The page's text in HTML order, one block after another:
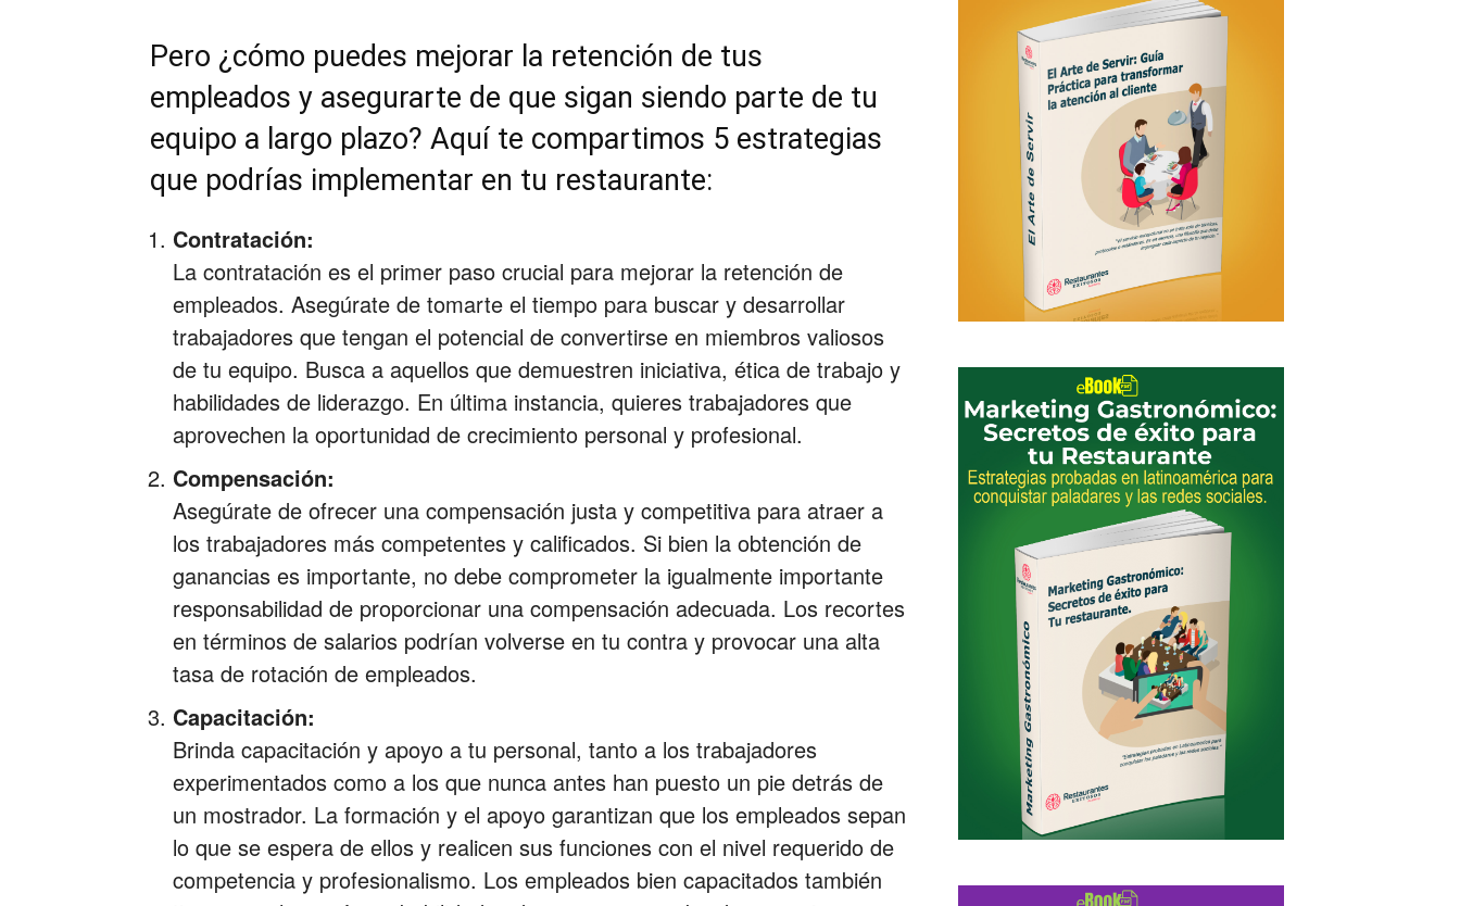
para
Pero ¿cómo puedes mejorar la retención de tus
empleados y asegurarte de que sigan siendo parte de tu
equipo a largo plazo? Aquí te compartimos 5 estrategias
que podrías implementar en tu restaurante:
Contratación:
La contratación es el primer paso crucial para mejorar la retención de
empleados. Asegúrate de tomarte el tiempo para buscar y desarrollar
trabajadores que tengan el potencial de convertirse en miembros valiosos
de tu equipo. Busca a aquellos que demuestren iniciativa, ética de trabajo y
habilidades de liderazgo. En última instancia, quieres trabajadores que
aprovechen la oportunidad de crecimiento personal y profesional.
Compensación:
Asegúrate de ofrecer una compensación justa y competitiva para atraer a
los trabajadores más competentes y calificados. Si bien la obtención de
ganancias es importante, no debe comprometer la igualmente importante
responsabilidad de proporcionar una compensación adecuada. Los recortes
en términos de salarios podrían volverse en tu contra y provocar una alta
tasa de rotación de empleados.
Capacitación:
Brinda capacitación y apoyo a tu personal, tanto a los trabajadores
experimentados como a los que nunca antes han puesto un pie detrás de
un mostrador. La formación y el apoyo garantizan que los empleados sepan
lo que se espera de ellos y realicen sus funciones con el nivel requerido de
competencia y profesionalismo. Los empleados bien capacitados también